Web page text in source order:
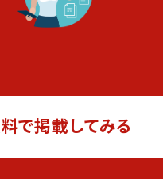
で掲載してみる